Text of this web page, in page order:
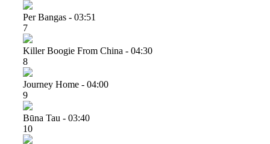
Per Bangas - 03:51
7
Killer Boogie From China - 04:30
8
Journey Home - 04:00
9
Būna Tau - 03:40
10